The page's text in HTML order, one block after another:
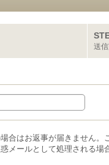
送
合はお返事が届きません。
メールとして処理される